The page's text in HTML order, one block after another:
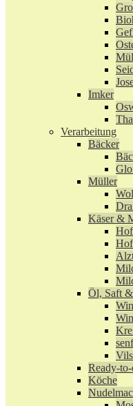
Imker
Verarbeitung
Bäcker
Müller
Käser &
Öl, Saft
Ready-to-
Köche